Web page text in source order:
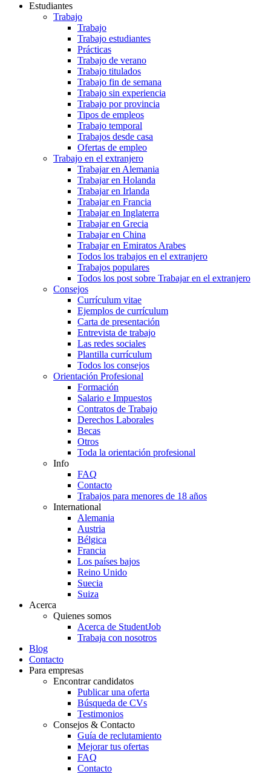
Estudiantes
Trabajo
Trabajo
Trabajo estudiantes
Prácticas
Trabajo de verano
Trabajo titulados
Trabajo fin de semana
Trabajo sin experiencia
Trabajo por provincia
Tipos de empleos
Trabajo temporal
Trabajos desde casa
Ofertas de empleo
Trabajo en el extranjero
Trabajar en Alemania
Trabajar en Holanda
Trabajar en Irlanda
Trabajar en Francia
Trabajar en Inglaterra
Trabajar en Grecia
Trabajar en China
Trabajar en Emiratos Arabes
Todos los trabajos en el extranjero
Trabajos populares
Todos los post sobre Trabajar en el extranjero
Consejos
Currículum vitae
Ejemplos de currículum
Carta de presentación
Entrevista de trabajo
Las redes sociales
Plantilla currículum
Todos los consejos
Orientación Profesional
Formación
Salario e Impuestos
Contratos de Trabajo
Derechos Laborales
Becas
Otros
Toda la orientación profesional
Info
FAQ
Contacto
Trabajos para menores de 18 años
International
Alemania
Austria
Bélgica
Francia
Los países bajos
Reino Unido
Suecia
Suiza
Acerca
Quienes somos
Acerca de StudentJob
Trabaja con nosotros
Blog
Contacto
Para empresas
Encontrar candidatos
Publicar una oferta
Búsqueda de CVs
Testimonios
Consejos & Contacto
Guía de reclutamiento
Mejorar tus ofertas
FAQ
Contacto